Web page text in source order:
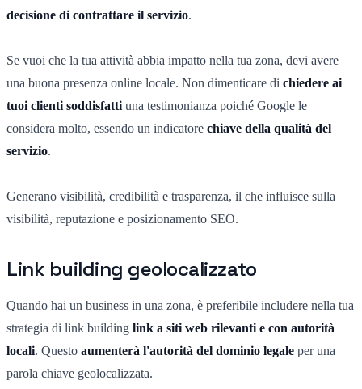
decisione di contrattare il servizio.
Se vuoi che la tua attività abbia impatto nella tua zona, devi avere
una buona presenza online locale. Non dimenticare di chiedere ai
tuoi clienti soddisfatti una testimonianza poiché Google le
considera molto, essendo un indicatore chiave della qualità del
servizio.
Generano visibilità, credibilità e trasparenza, il che influisce sulla
visibilità, reputazione e posizionamento SEO.
Link building geolocalizzato
Quando hai un business in una zona, è preferibile includere nella tua
strategia di link building link a siti web rilevanti e con autorità
locali. Questo aumenterà l'autorità del dominio legale per una
parola chiave geolocalizzata.